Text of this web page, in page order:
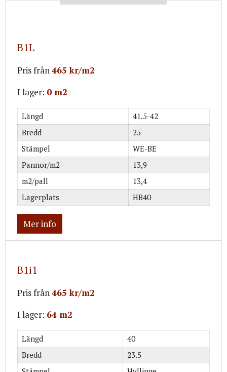
B1L
Pris från465 kr/m2
I lager: 0 m2
Längd
41.5-42
Bredd
25
Stämpel
WE-BE
Pannor/m2
13,9
m2/pall
13,4
Lagerplats
HB40
Mer info
B1i1
Pris från 465 kr/m2
I lager: 64 m2
Längd
40
Bredd
23.5